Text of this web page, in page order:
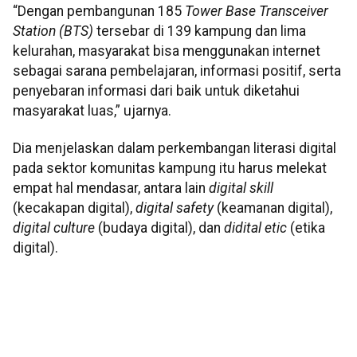
“Dengan pembangunan 185 Tower Base Transceiver
Station (BTS) tersebar di 139 kampung dan lima
kelurahan, masyarakat bisa menggunakan internet
sebagai sarana pembelajaran, informasi positif, serta
penyebaran informasi dari baik untuk diketahui
masyarakat luas,” ujarnya.
Dia menjelaskan dalam perkembangan literasi digital
pada sektor komunitas kampung itu harus melekat
empat hal mendasar, antara lain digital skill
(kecakapan digital), digital safety (keamanan digital),
digital culture (budaya digital), dan didital etic (etika
digital).